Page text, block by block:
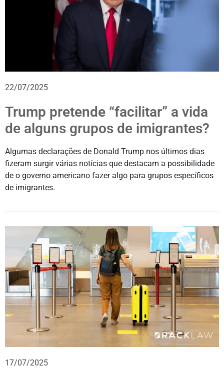
22/07/2025
Trump pretende “facilitar” a vida
de alguns grupos de imigrantes?
Algumas declarações de Donald Trump nos últimos dias
fizeram surgir várias notícias que destacam a possibilidade
de o governo americano fazer algo para grupos específicos
de imigrantes.
17/07/2025